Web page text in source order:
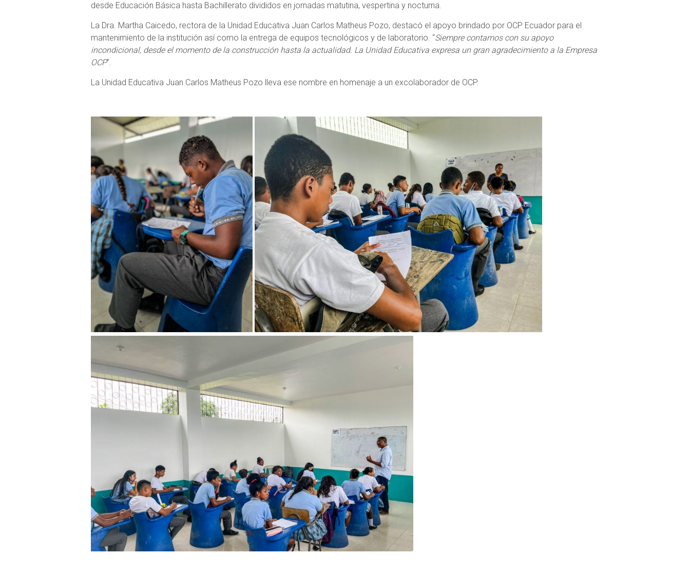
desde Educación Básica hasta Bachillerato divididos en jornadas matutina, vespertina y nocturna.
La Dra. Martha Caicedo, rectora de la Unidad Educativa Juan Carlos Matheus Pozo, destacó el apoyo brindado por OCP Ecuador para el
mantenimiento de la institución así como la entrega de equipos tecnológicos y de laboratorio. “Siempre contamos con su apoyo
incondicional, desde el momento de la construcción hasta la actualidad. La Unidad Educativa expresa un gran agradecimiento a la Empresa
OCP”.
La Unidad Educativa Juan Carlos Matheus Pozo lleva ese nombre en homenaje a un excolaborador de OCP.